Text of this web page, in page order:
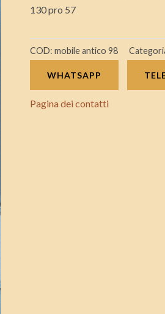
130 pro 57
COD: mobile antico 98
WHATSAPP
Pagina dei contatti